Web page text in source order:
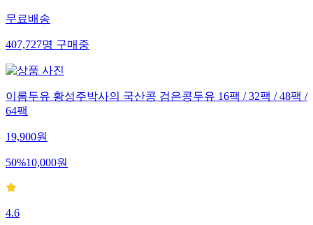
무료배송
407,727명 구매중
이롬두유 황성주박사의 국산콩 검은콩두유 16팩 / 32팩 / 48팩 /
64팩
19,900원
50%10,000원
4.6